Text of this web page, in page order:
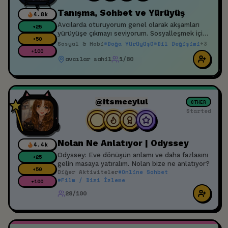
4.8k
+25
+50
+100
Tanışma, Sohbet ve Yürüyüş
Avcılarda oturuyorum genel olarak akşamları
yürüyüşe çıkmayı seviyorum. Sosyalleşmek için
ayrıca spor için güzel bir aktivite olacağını
Sosyal & Hobi#Doğa Yürüyüşü#Dil Değişimi+3
avcılar sahil 1/80
4.4k
+25
+50
+100
@itsmeeylul OTHER
Started
Nolan Ne Anlatıyor | Odyssey
Odyssey: Eve dönüşün anlamı ve daha fazlasını
gelin masaya yatıralım. Nolan bize ne anlatıyor?
Diğer Aktiviteler#Online Sohbet
#Film / Dizi İzleme
28/100